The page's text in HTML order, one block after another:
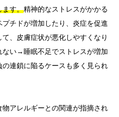
ます。精神的なストレスがかかる
チドが増加したり、炎症を促進
、皮膚症状が悪化しやすくなり
ない→睡眠不足でストレスが増加
連鎖に陥るケースも多く見られ
アレルギーとの関連が指摘され